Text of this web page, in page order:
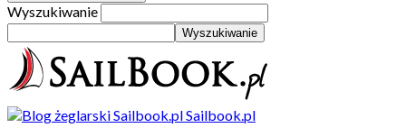
Wyszukiwanie
Sailbook.pl